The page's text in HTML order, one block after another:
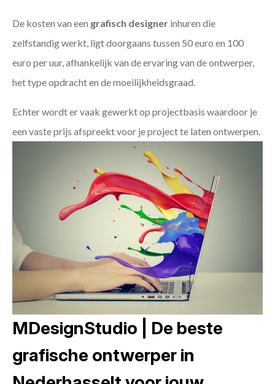
De kosten van een grafisch designer inhuren die
zelfstandig werkt, ligt doorgaans tussen 50 euro en 100
euro per uur, afhankelijk van de ervaring van de ontwerper,
het type opdracht en de moeilijkheidsgraad.
Echter wordt er vaak gewerkt op projectbasis waardoor je
een vaste prijs afspreekt voor je project te laten ontwerpen.
MDesignStudio | De beste
grafische ontwerper in